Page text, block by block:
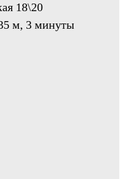
18\20
м, 3 минуты